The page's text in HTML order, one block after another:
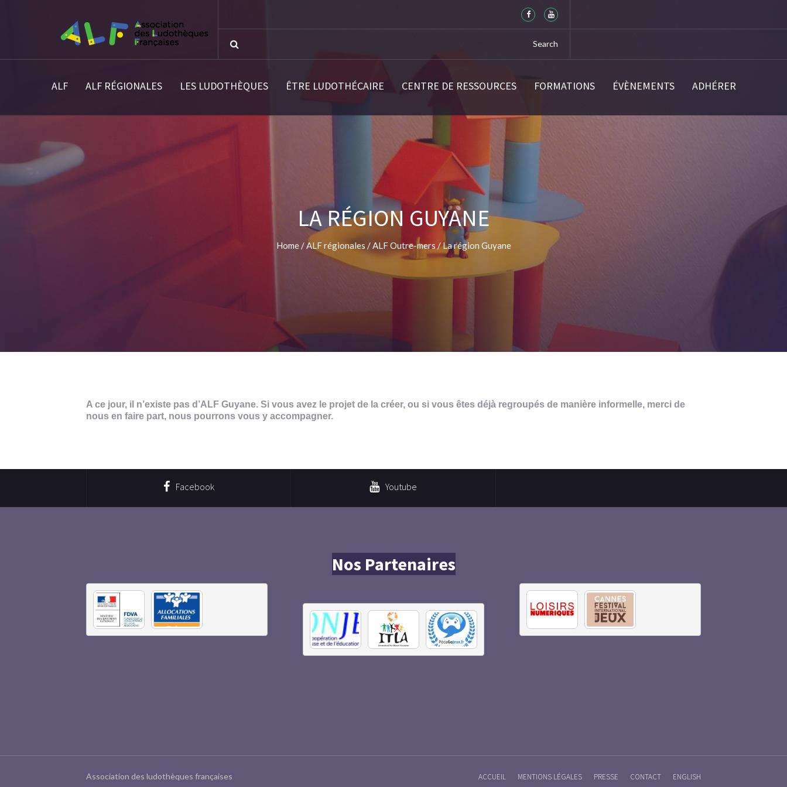
ALF ALF RÉGIONALES LES LUDOTHÈQUES ÊTRE LUDOTHÉCAIRE CENTRE DE RESSOURCES FORMATIONS ÉVÈNEMENTS ADHÉRER
LA RÉGION GUYANE
Home/ALF régionales /ALF Outre-mers /La région Guyane
A ce jour, il n’existe pas d’ALF Guyane. Si vous avez le projet de la créer, ou si vous êtes déjà regroupés de manière informelle, merci de
nous en faire part, nous pourrons vous y accompagner.
Facebook Youtube
Nos Partenaires
Association des ludothèques françaises ACCUEIL MENTIONS LÉGALES PRESSE CONTACT ENGLISH